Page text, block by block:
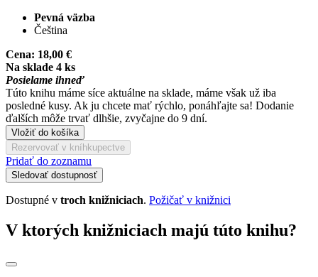
Pevná väzba
Čeština
Cena: 18,00 €
Na sklade 4 ks
Posielame ihneď
Túto knihu máme síce aktuálne na sklade, máme však už iba
posledné kusy. Ak ju chcete mať rýchlo, ponáhľajte sa! Dodanie
ďalších môže trvať dlhšie, zvyčajne do 9 dní.
Vložiť do košíka
Rezervovať v kníhkupectve
Pridať do zoznamu
Sledovať dostupnosť
Dostupné v troch knižniciach. Požičať v knižnici
V ktorých knižniciach majú túto knihu?